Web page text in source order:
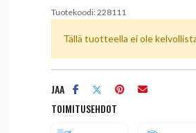
Tuotekoodi:228111
Tällä tuotteella ei ole
JAA
TOIMITUSEHDOT